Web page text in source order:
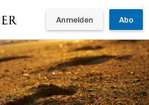
Anmelden Abo